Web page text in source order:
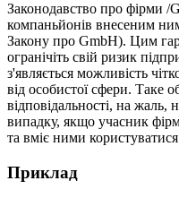
Законодавство про фірми /
компаньйонів внесеним
Закону про GmbH). Цим
огрaнічіть свій ризик
з'являється можливість
від особистої сфери. Таке
відповідальності, на
випадку, якщо учасник
та вміє ними
Приклад